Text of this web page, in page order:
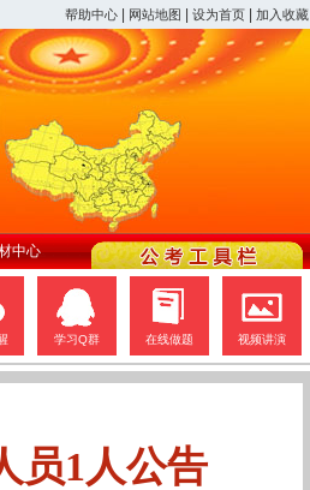
帮助中心 网站地图 设为首页 加入收藏
中心
学习Q群 在线做题 视频讲演
员1人公告